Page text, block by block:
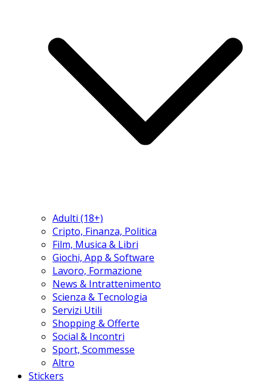
Adulti (18+)
Cripto, Finanza, Politica
Film, Musica & Libri
Giochi, App & Software
Lavoro, Formazione
News & Intrattenimento
Scienza & Tecnologia
Servizi Utili
Shopping & Offerte
Social & Incontri
Sport, Scommesse
Altro
Stickers